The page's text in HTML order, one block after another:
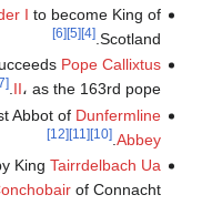
I to become King of
Scotland.
[4]
[5]
[6]
Pope Callixtus
II، as the 163rd pope. [7]
Abbot of Dunfermline
Abbey
.
[10]
[11]
[12]
King Tairrdelbach Ua
of Connacht.